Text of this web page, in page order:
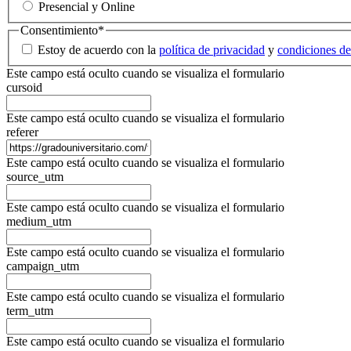
Presencial y Online
Consentimiento*
Estoy de acuerdo con la política de privacidad y condiciones
Este campo está oculto cuando se visualiza el formulario
cursoid
Este campo está oculto cuando se visualiza el formulario
referer
Este campo está oculto cuando se visualiza el formulario
source_utm
Este campo está oculto cuando se visualiza el formulario
medium_utm
Este campo está oculto cuando se visualiza el formulario
campaign_utm
Este campo está oculto cuando se visualiza el formulario
term_utm
Este campo está oculto cuando se visualiza el formulario